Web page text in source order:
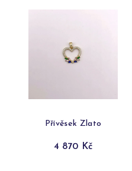
Přívěsek Zlato
4 870 Kč